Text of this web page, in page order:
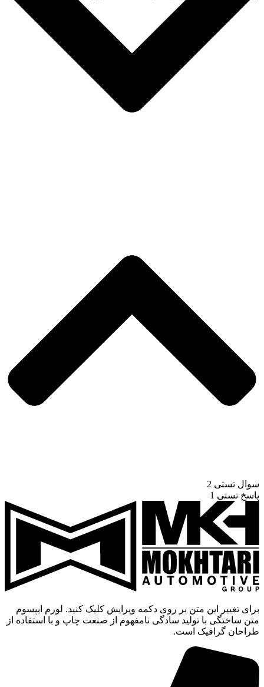
سوال تستی 2
پاسخ تستی 1
برای تغییر این متن بر روی دکمه ویرایش کلیک کنید. لورم ایپسوم
متن ساختگی با تولید سادگی نامفهوم از صنعت چاپ و با استفاده از
طراحان گرافیک است.